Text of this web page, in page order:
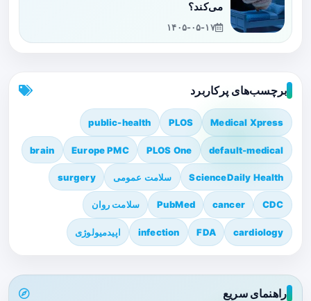
می‌کند؟
۱۴۰۵-۰۵-۱۷
برچسب‌های پرکاربرد
Medical Xpress
PLOS
public-health
default-medical
PLOS One
Europe PMC
brain
ScienceDaily Health سلامت عمومی surgery
CDC
cancer
PubMed سلامت روان
cardiology
FDA
infection اپیدمیولوژی
راهنمای سریع